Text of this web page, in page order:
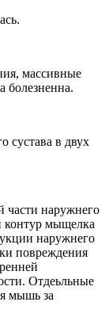
массивные
болезненна.
сустава в двух
части наружнего
контур мыщелка
наружнего
повреждения
Отдеьльные
мышь за